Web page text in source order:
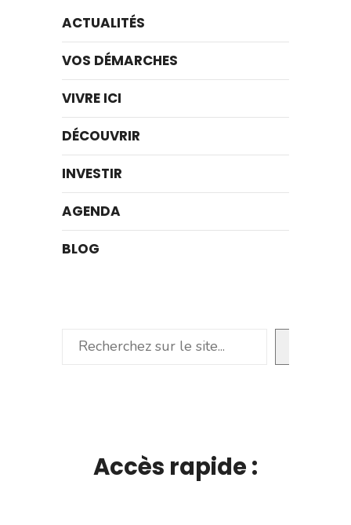
ACTUALITÉS
VOS DÉMARCHES
VIVRE ICI
DÉCOUVRIR
INVESTIR
AGENDA
BLOG
Rechercher
Accès rapide :